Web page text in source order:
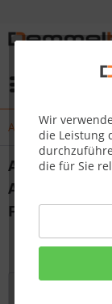
Wir
die Leistung
die für Sie
Aktualisierung
Aktualisierung
Android)
Funktion
von:Dirk Kommol